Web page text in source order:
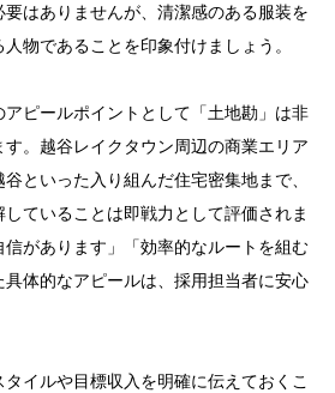
はありませんが、清潔感のある服装を
物であることを印象付けましょう。
アピールポイントとして「土地勘」は非
。越谷レイクタウン周辺の商業エリア
といった入り組んだ住宅密集地まで、
ていることは即戦力として評価されま
があります」「効率的なルートを組む
体的なアピールは、採用担当者に安心
イルや目標収入を明確に伝えておくこ